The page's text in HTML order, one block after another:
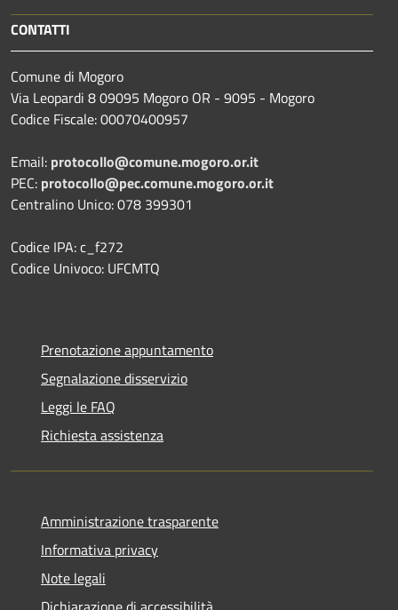
CONTATTI
Comune di Mogoro
Via Leopardi 8 09095 Mogoro OR - 9095 - Mogoro
Codice Fiscale: 00070400957
Email: protocollo@comune.mogoro.or.it
PEC: protocollo@pec.comune.mogoro.or.it
Centralino Unico: 078 399301
Codice IPA: c_f272
Codice Univoco: UFCMTQ
Prenotazione appuntamento
Segnalazione disservizio
Leggi le FAQ
Richiesta assistenza
Amministrazione trasparente
Informativa privacy
Note legali